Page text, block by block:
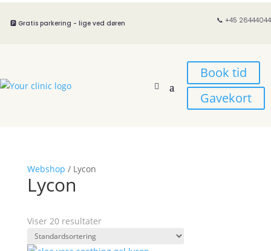
🅿️ Gratis parkering - lige ved døren 📞 +45 26444044
Book tid
Gavekort
Webshop / Lycon
Lycon
Viser 20 resultater